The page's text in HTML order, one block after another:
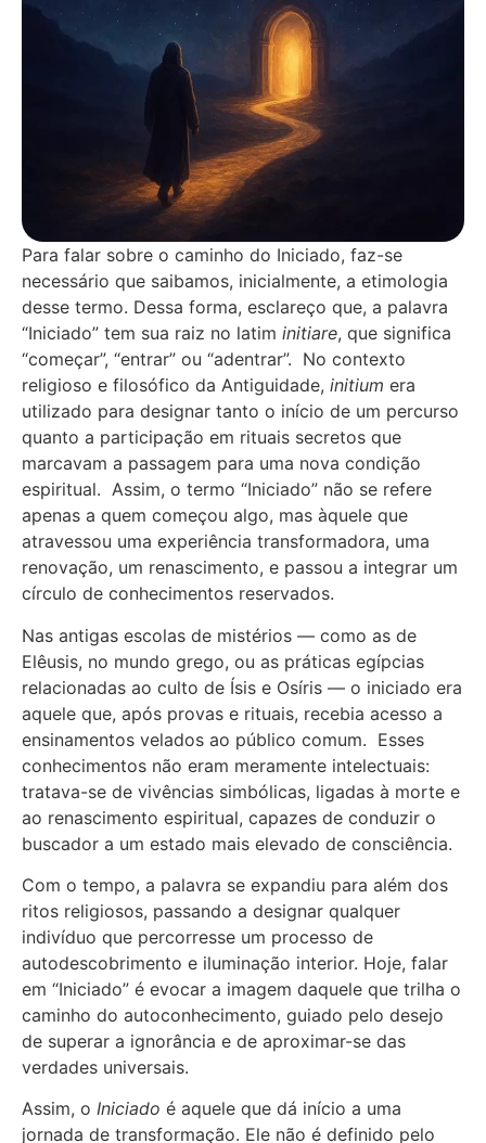
Para falar sobre o caminho do Iniciado, faz-se
necessário que saibamos, inicialmente, a etimologia
desse termo. Dessa forma, esclareço que, a palavra
“Iniciado” tem sua raiz no latim initiare, que significa
“começar”, “entrar” ou “adentrar”. No contexto
religioso e filosófico da Antiguidade, initium era
utilizado para designar tanto o início de um percurso
quanto a participação em rituais secretos que
marcavam a passagem para uma nova condição
espiritual. Assim, o termo “Iniciado” não se refere
apenas a quem começou algo, mas àquele que
atravessou uma experiência transformadora, uma
renovação, um renascimento, e passou a integrar um
círculo de conhecimentos reservados.
Nas antigas escolas de mistérios — como as de
Elêusis, no mundo grego, ou as práticas egípcias
relacionadas ao culto de Ísis e Osíris — o iniciado era
aquele que, após provas e rituais, recebia acesso a
ensinamentos velados ao público comum. Esses
conhecimentos não eram meramente intelectuais:
tratava-se de vivências simbólicas, ligadas à morte e
ao renascimento espiritual, capazes de conduzir o
buscador a um estado mais elevado de consciência.
Com o tempo, a palavra se expandiu para além dos
ritos religiosos, passando a designar qualquer
indivíduo que percorresse um processo de
autodescobrimento e iluminação interior. Hoje, falar
em “Iniciado” é evocar a imagem daquele que trilha o
caminho do autoconhecimento, guiado pelo desejo
de superar a ignorância e de aproximar-se das
verdades universais.
Assim, o Iniciado é aquele que dá início a uma
jornada de transformação. Ele não é definido pelo